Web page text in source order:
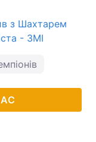
з Шахтарем
- ЗМІ